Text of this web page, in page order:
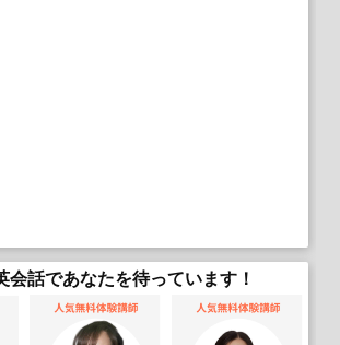
会話であなたを待っています！